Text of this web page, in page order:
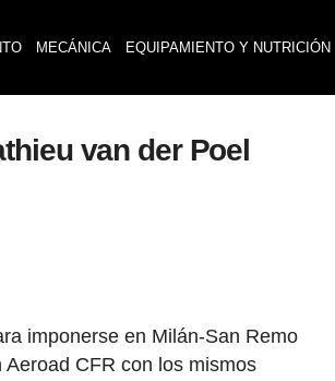
MECÁNICA EQUIPAMIENTO Y NUTRICIÓN
van der Poel
imponerse en Milán-San Remo
CFR con los mismos